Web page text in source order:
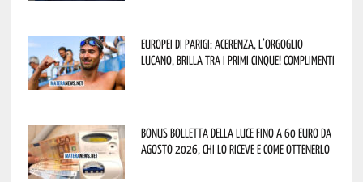
Europei di Parigi: Acerenza, l’orgoglio
lucano, brilla tra i primi cinque! Complimenti
Bonus bolletta della luce fino a 60 euro da
agosto 2026, chi lo riceve e come ottenerlo